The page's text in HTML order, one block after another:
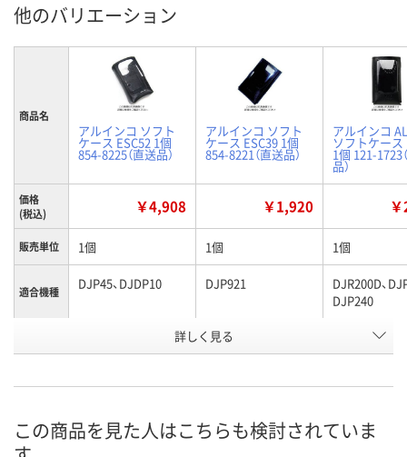
他のバリエーション
商品名
アルインコ ソフト
ケース ESC52 1個
854-8225（直送品）
アルインコ ソフト
ケース ESC39 1個
854-8221（直送品）
アルインコ
ソフトケース
1個 121-1723
品）
価格
(税込)
￥4,908 ￥1,920
販売単位 1個 1個 1個
適合機種 DJP45、DJDP10 DJP921
DJR200D、
DJP240
AW47532 AW48270
詳しく見る
この商品を見た人はこちらも検討されていま